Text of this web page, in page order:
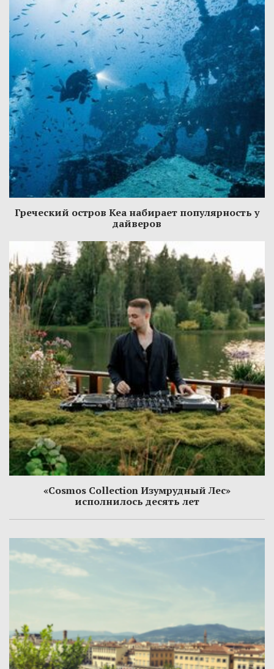
Греческий остров Кеа набирает популярность у
дайверов
«Cosmos Collection Изумрудный Лес»
исполнилось десять лет